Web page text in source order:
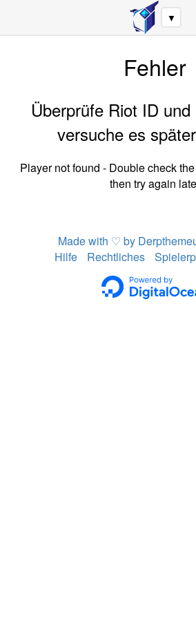
▼
Fehler
Überprüfe Riot ID
versuche es
Player not found - Double check
then try again
Made with ♡ by
Hilfe
Rechtliches